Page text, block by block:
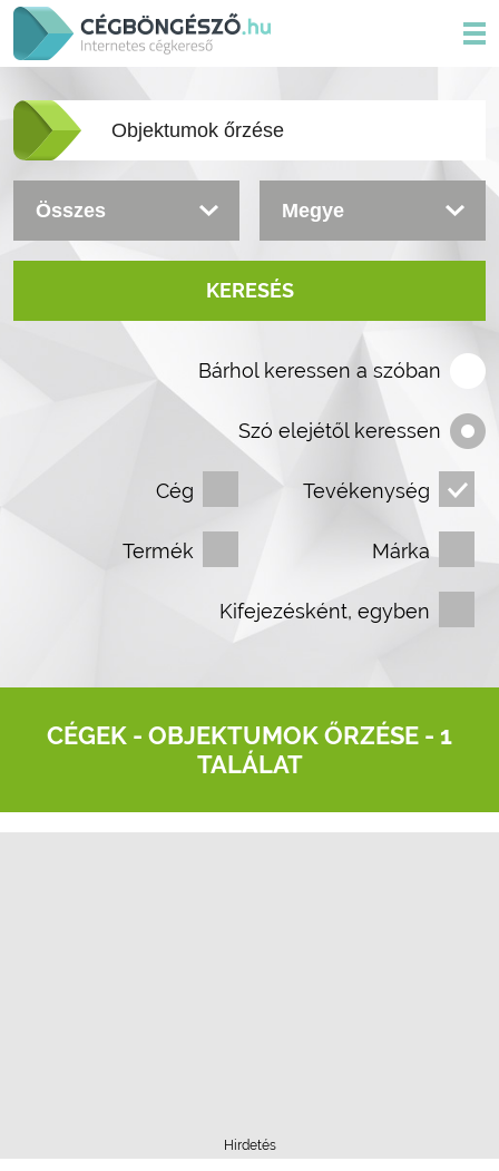
KERESÉS
Bárhol keressen a szóban
Szó elejétől keressen
Cég Tevékenység
Termék Márka
Kifejezésként, egyben
CÉGEK - OBJEKTUMOK ŐRZÉSE - 1
TALÁLAT
Hirdetés